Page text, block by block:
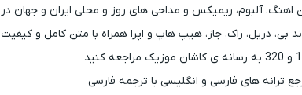
اهنگ، آلبوم، ریمیکس و مداحی های روز و محلی ایران و جهان در
بی، دریل، راک، جاز، هیپ هاپ و اپرا همراه با متن کامل و کیفیت
کنید
ترانه های فارسی و انگلیسی با ترجمه فارسی